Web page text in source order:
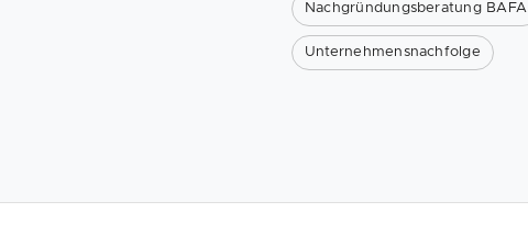
Nachgründungsberatung BAFA
Unternehmensnachfolge